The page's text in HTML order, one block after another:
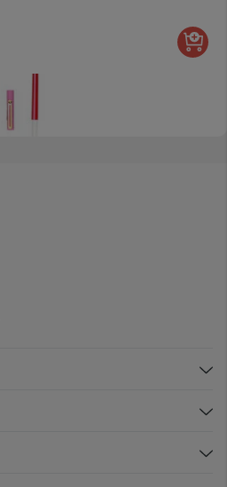
Tinta Preta Vintage Palette